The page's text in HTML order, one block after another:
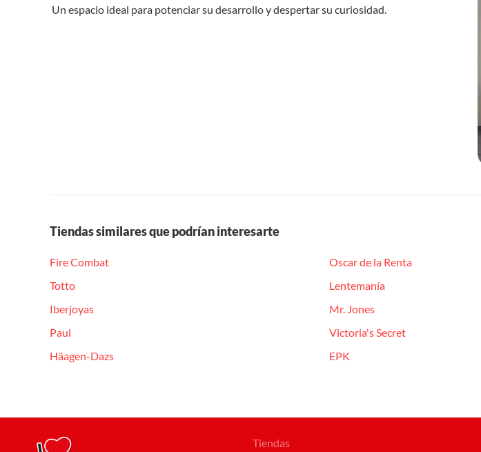
Un espacio ideal para potenciar su desarrollo y despertar su curiosidad.
Tiendas similares que podrían interesarte
Fire Combat
Totto
Iberjoyas
Paul
Häagen-Dazs
Oscar de la Renta
Lentemanía
Mr. Jones
Victoria's Secret
EPK
Tiendas